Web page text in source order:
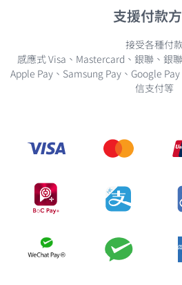
以「你」想方式
收款
支援付款
接受各種付款
感應式 Visa、Mastercard、銀聯、銀
Apple Pay、Samsung Pay、Google
信支付等